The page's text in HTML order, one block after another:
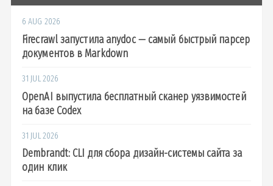
6 AUG 2026
Firecrawl запустила anydoc — самый быстрый парсер
документов в Markdown
31 JUL 2026
OpenAI выпустила бесплатный сканер уязвимостей
на базе Codex
31 JUL 2026
Dembrandt: CLI для сбора дизайн-системы сайта за
один клик